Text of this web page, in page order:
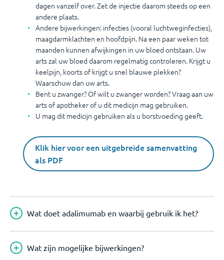
dagen vanzelf over. Zet de injectie daarom steeds op een
andere plaats.
Andere bijwerkingen: infecties (vooral luchtweginfecties),
maagdarmklachten en hoofdpijn. Na een paar weken tot
maanden kunnen afwijkingen in uw bloed ontstaan. Uw
arts zal uw bloed daarom regelmatig controleren. Krijgt u
keelpijn, koorts of krijgt u snel blauwe plekken?
Waarschuw dan uw arts.
Bent u zwanger? Of wilt u zwanger worden? Vraag aan uw
arts of apotheker of u dit medicijn mag gebruiken.
U mag dit medicijn gebruiken als u borstvoeding geeft.
Klik hier voor een uitgebreide samenvatting
als PDF
Wat doet adalimumab en waarbij gebruik ik het?
Wat zijn mogelijke bijwerkingen?